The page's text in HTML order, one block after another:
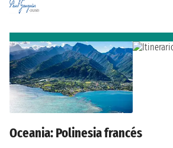
Oceania: Polinesia francés